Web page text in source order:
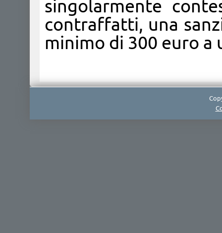
singolarmente
contraffatti, una
minimo di 300 euro a